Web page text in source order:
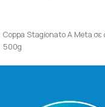
Coppa Stagionato A Meta σε
500g